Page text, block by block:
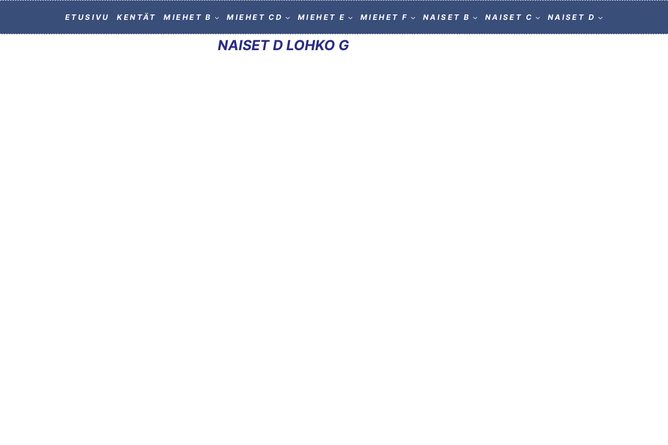
ETUSIVU KENTÄT MIEHET B MIEHET CD MIEHET E MIEHET F NAISET B NAISET C NAISET D
NAISET D LOHKO G